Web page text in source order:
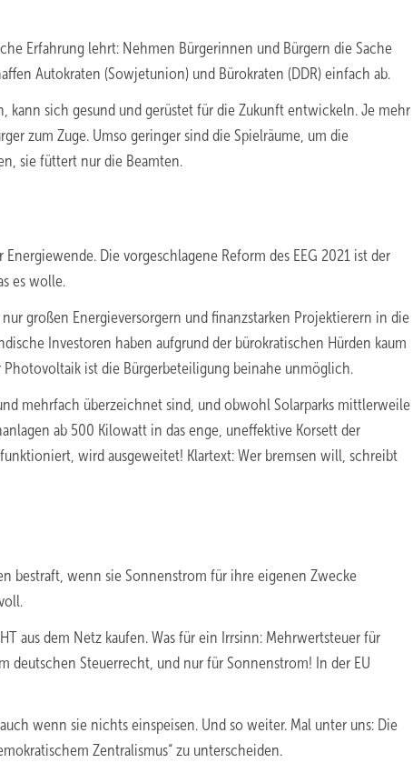
Erfahrung lehrt: Nehmen Bürgerinnen und Bürgern die Sache
Autokraten (Sowjetunion) und Bürokraten (DDR) einfach ab.
kann sich gesund und gerüstet für die Zukunft entwickeln. Je mehr
zum Zuge. Umso geringer sind die Spielräume, um die
sie füttert nur die Beamten.
Die vorgeschlagene Reform des EEG 2021 ist der
es wolle.
großen Energieversorgern und finanzstarken Projektierern in die
Investoren haben aufgrund der bürokratischen Hürden kaum
ist die Bürgerbeteiligung beinahe unmöglich.
mehrfach überzeichnet sind, und obwohl Solarparks mittlerweile
ab 500 Kilowatt in das enge, uneffektive Korsett der
wird ausgeweitet! Klartext: Wer bremsen will, schreibt
bestraft, wenn sie Sonnenstrom für ihre eigenen Zwecke
aus dem Netz kaufen. Was für ein Irrsinn: Mehrwertsteuer für
deutschen Steuerrecht, und nur für Sonnenstrom! In der EU
wenn sie nichts einspeisen. Und so weiter. Mal unter uns: Die
Zentralismus“ zu unterscheiden.